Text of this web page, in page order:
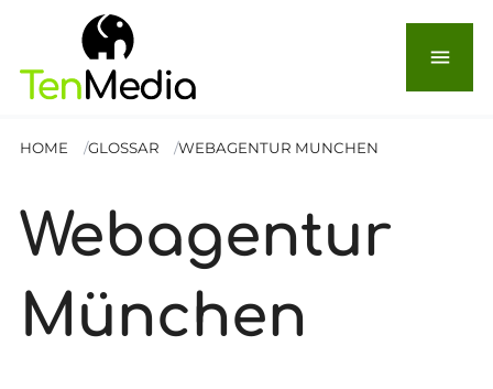
menu
HOME GLOSSAR WEBAGENTUR MUNCHEN
Webagentur
München